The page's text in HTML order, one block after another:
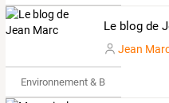
Le blog de
Jean
Environnement & Bio